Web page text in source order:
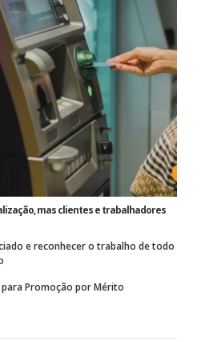
mas clientes e trabalhadores
e reconhecer o trabalho de todo
para Promoção por Mérito